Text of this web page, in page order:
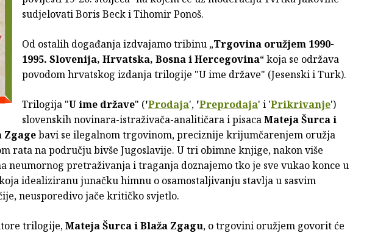
sudjelovati Boris Beck i Tihomir Ponoš.
Od ostalih događanja izdvajamo tribinu „Trgovina oružjem 1990-
1995. Slovenija, Hrvatska, Bosna i Hercegovina“ koja se održava
povodom hrvatskog izdanja trilogije "U ime države" (Jesenski i Turk).
Trilogija "U ime države" ('Prodaja', 'Preprodaja' i 'Prikrivanje')
slovenskih novinara-istraživača-analitičara i pisacaMateja Šurca i
Zgagebavi se ilegalnom trgovinom, preciznije krijumčarenjem oružja
rata na području bivše Jugoslavije. U tri obimne knjige, nakon više
neumornog pretraživanja i traganja doznajemo tko je sve vukao konce u
idealiziranu junačku himnu o osamostaljivanju stavlja u sasvim
neusporedivo jače kritičko svjetlo.
trilogije,Mateja Šurca i Blaža Zgagu, o trgovini oružjem govorit će